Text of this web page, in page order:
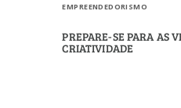
EMPREENDEDORISMO
PREPARE-SE PARA AS
CRIATIVIDADE